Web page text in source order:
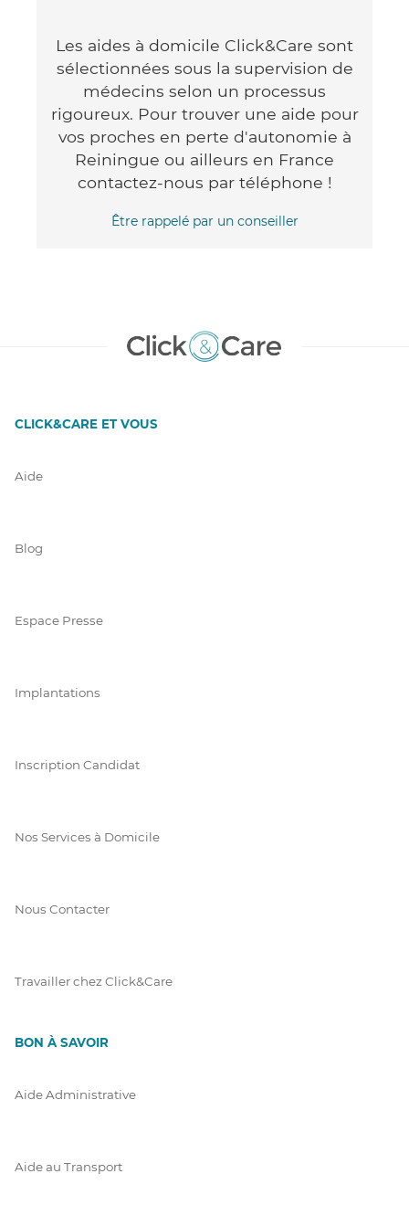
Les aides à domicile Click&Care sont
sélectionnées sous la supervision de
médecins selon un processus
rigoureux. Pour trouver une aide pour
vos proches en perte d'autonomie à
Reiningue ou ailleurs en France
contactez-nous par téléphone !
Être rappelé par un conseiller
CLICK&CARE ET VOUS
Aide
Blog
Espace Presse
Implantations
Inscription Candidat
Nos Services à Domicile
Nous Contacter
Travailler chez Click&Care
BON À SAVOIR
Aide Administrative
Aide au Transport